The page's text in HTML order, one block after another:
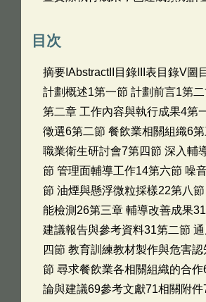
目次
摘要IAbstractII目錄III表目錄V圖
計劃概述1第一節 計劃前言1第
第二章 工作內容與執行成果4第
徵選6第二節 餐飲業相關組織6
職業衛生研討會7第四節 深入輔
節 管理面輔導工作14第六節 噪
節 油煙與懸浮微粒採樣22第八
能檢測26第三章 輔導改善成果
建議報告與參考資料31第二節
四節 教育訓練教材製作與危害
節 尋求餐飲業各相關組織的合
論與建議69參考文獻71相關附件